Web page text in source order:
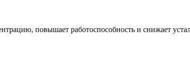
повышает работоспособность и снижает